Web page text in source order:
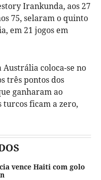
Irankunda, aos 27
75, selaram o quinto
em 21 jogos em
Austrália coloca-se no
três pontos dos
ganharam ao
turcos ficam a zero,
vence Haiti com golo